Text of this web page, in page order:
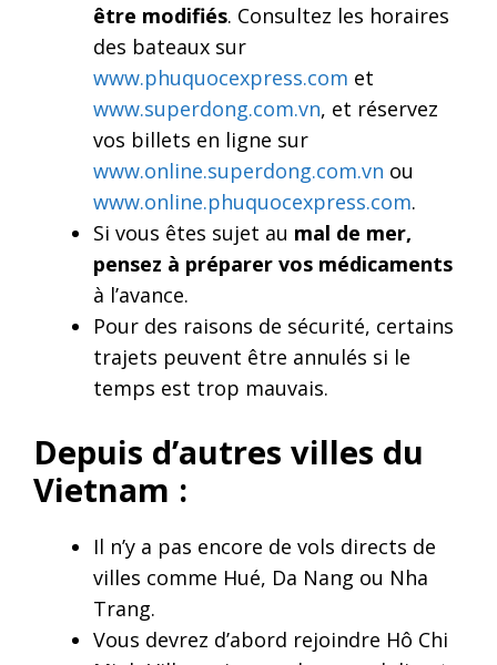
être modifiés. Consultez les horaires
des bateaux sur
www.phuquocexpress.com et
www.superdong.com.vn, et réservez
vos billets en ligne sur
www.online.superdong.com.vn ou
www.online.phuquocexpress.com.
Si vous êtes sujet au mal de mer,
pensez à préparer vos médicaments
à l’avance.
Pour des raisons de sécurité, certains
trajets peuvent être annulés si le
temps est trop mauvais.
Depuis d’autres villes du
Vietnam :
Il n’y a pas encore de vols directs de
villes comme Hué, Da Nang ou Nha
Trang.
Vous devrez d’abord rejoindre Hô Chi